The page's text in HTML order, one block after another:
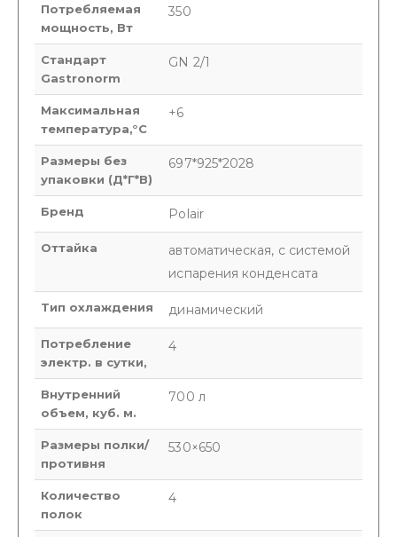
Потребляемая
мощность, Вт
350
Стандарт
Gastronorm
GN 2/1
Максимальная
температура,°C
+6
Размеры без
упаковки (Д*Г*В)
697*925*2028
Бренд Polair
Оттайка
автоматическая, с системой
испарения конденсата
Тип охлаждения динамический
Потребление
электр. в сутки,
4
Внутренний
объем, куб. м.
700 л
Размеры полки/
противня
530×650
Количество
полок
4